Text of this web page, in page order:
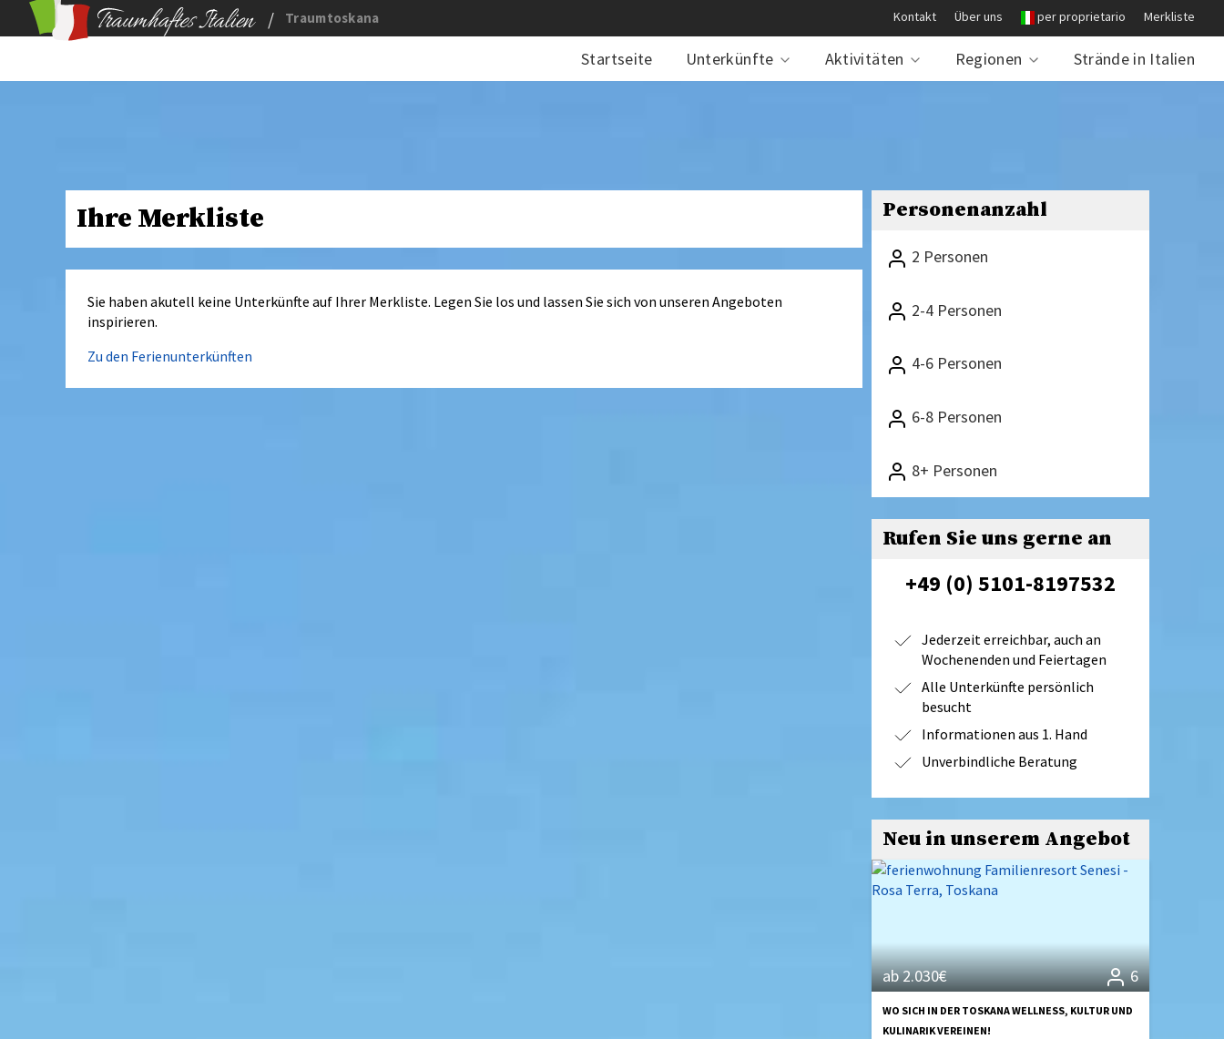
/ Traumtoskana Kontakt Über uns per proprietario Merkliste
Startseite Unterkünfte Aktivitäten Regionen Strände in Italien
Personenanzahl
2 Personen
2-4 Personen
4-6 Personen
6-8 Personen
8+ Personen
Rufen Sie uns gerne an
+49 (0) 5101-8197532
Jederzeit erreichbar, auch an
Wochenenden und Feiertagen
Alle Unterkünfte persönlich
besucht
Informationen aus 1. Hand
Unverbindliche Beratung
Neu in unserem Angebot
ab 2.030€ 6
WO SICH IN DER TOSKANA WELLNESS, KULTUR UND
KULINARIK VEREINEN!
Ihre Merkliste
Sie haben akutell keine Unterkünfte auf Ihrer Merkliste. Legen Sie los und lassen Sie sich von unseren Angeboten
inspirieren.
Zu den Ferienunterkünften